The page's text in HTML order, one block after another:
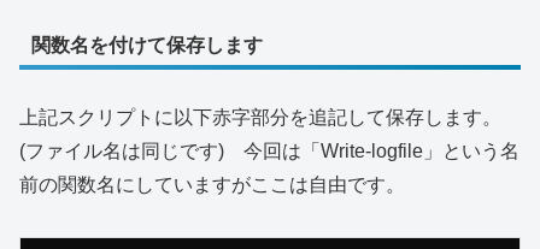
関数名を付けて保存します
上記スクリプトに以下赤字部分を追記して保存します。
(ファイル名は同じです) 今回は「Write-logfile」という名
前の関数名にしていますがここは自由です。